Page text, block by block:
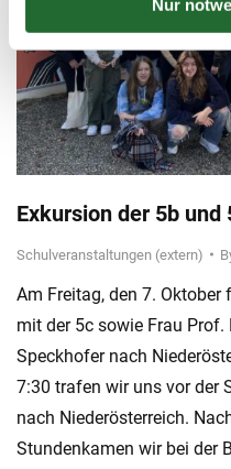
Nur
Exkursion der 5b und
Schulveranstaltungen (extern)
Am Freitag, den 7. Oktober
mit der 5c sowie Frau
Speckhofer nach
7:30 trafen wir uns vor der
nach Niederösterreich.
Stundenkamen wir bei der